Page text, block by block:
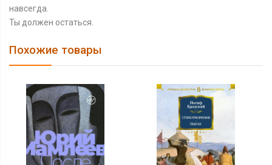
навсегда.
Ты должен остаться.
Похожие товары